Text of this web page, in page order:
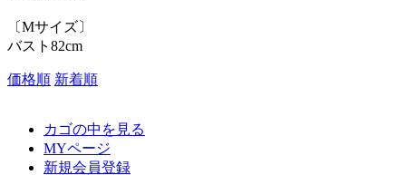
〔Mサイズ〕
バスト82cm
価格順 新着順
カゴの中を見る
MYページ
新規会員登録